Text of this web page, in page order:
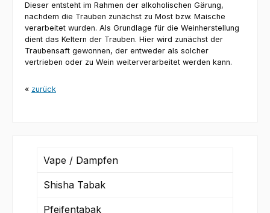
Dieser entsteht im Rahmen der alkoholischen Gärung,
nachdem die Trauben zunächst zu Most bzw. Maische
verarbeitet wurden. Als Grundlage für die Weinherstellung
dient das Keltern der Trauben. Hier wird zunächst der
Traubensaft gewonnen, der entweder als solcher
vertrieben oder zu Wein weiterverarbeitet werden kann.
« zurück
Vape / Dampfen
Shisha Tabak
Pfeifentabak